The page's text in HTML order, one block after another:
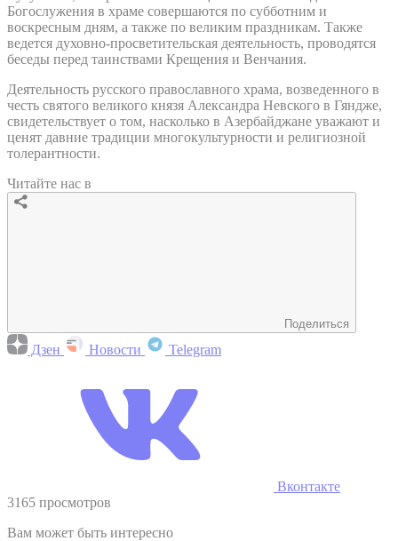
Богослужения в храме совершаются по субботним и
воскресным дням, а также по великим праздникам. Также
ведется духовно-просветительская деятельность, проводятся
беседы перед таинствами Крещения и Венчания.
Деятельность русского православного храма, возведенного в
честь святого великого князя Александра Невского в Гяндже,
свидетельствует о том, насколько в Азербайджане уважают и
ценят давние традиции многокультурности и религиозной
толерантности.
Читайте нас в
Поделиться
Дзен Новости Telegram
Вконтакте
3165 просмотров
Вам может быть интересно